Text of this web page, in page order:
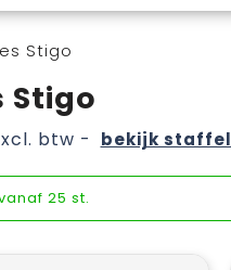
Stigo
Stigo
btw - bekijk staffel
25 st.